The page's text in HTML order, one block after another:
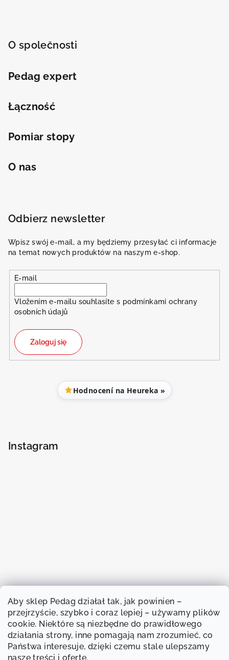
Aby sklep Pedag działał tak, jak powinien –
przejrzyście, szybko i coraz lepiej – używamy plików
cookie. Niektóre są niezbędne do prawidłowego
działania strony, inne pomagają nam zrozumieć, co
Państwa interesuje, dzięki czemu stale ulepszamy
nasze treści i ofertę.
O společnosti
Pedag expert
Łączność
Pomiar stopy
O nas
Odbierz newsletter
Wpisz swój e-mail, a my będziemy przesyłać ci informacje
na temat nowych produktów na naszym e-shop.
E-mail
Vložením e-mailu souhlasíte s podmínkami ochrany
osobních údajů
Zaloguj się
Hodnocení na Heureka »
Instagram